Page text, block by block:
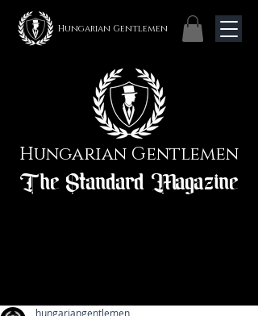
Hungarian Gentlemen
Hungarian Gentlemen
The Standard Magazine
hungariangentlemen